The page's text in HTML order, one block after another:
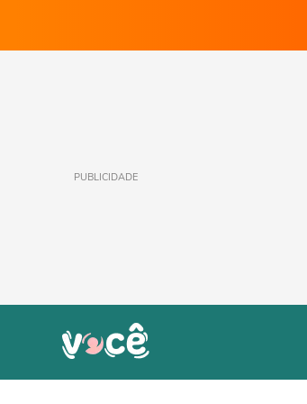
PUBLICIDADE